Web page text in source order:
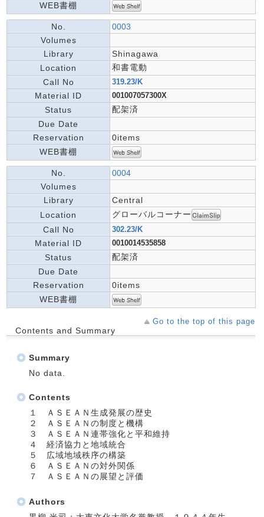
WEB書棚
No.
0003
Volumes
Library
Shinagawa
Location
和書電動
Call No
319.23/K
Material ID 001007057300X
Status
配架済
Due Date
Reservation
0items
WEB書棚
No.
0004
Volumes
Library
Central
Location
グローバルコーナー
Call No
302.23/K
Material ID 0010014535858
Status
配架済
Due Date
Reservation
0items
WEB書棚
Go to the top of this page
Contents and Summary
Summary
No data.
Contents
１ ＡＳＥＡＮ生成発展の歴史
２ ＡＳＥＡＮの制度と機構
３ ＡＳＥＡＮ連帯強化と平和維持
４ 経済協力と地域統合
５ 広域地域秩序の構築
６ ＡＳＥＡＮの対外関係
７ ＡＳＥＡＮの展望と評価
Authors